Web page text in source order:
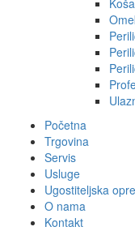
Početna
Trgovina
Servis
Usluge
Ugostiteljska
O nama
Kontakt